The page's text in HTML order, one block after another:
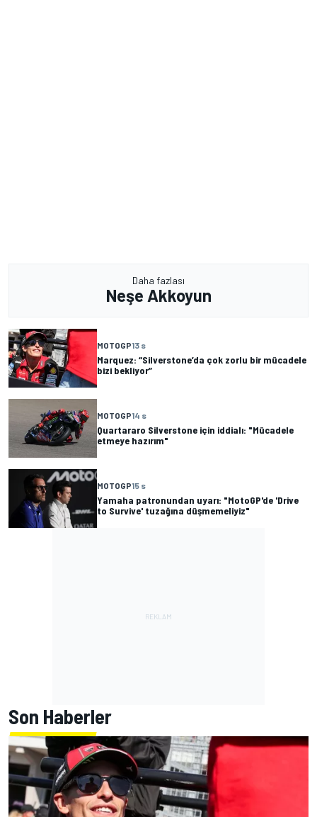
Daha fazlası
Neşe Akkoyun
MOTOGP13 s
Marquez: “Silverstone’da çok zorlu bir mücadele
bizi bekliyor”
MOTOGP14 s
Quartararo Silverstone için iddialı: "Mücadele
etmeye hazırım"
MOTOGP15 s
Yamaha patronundan uyarı: "MotoGP'de 'Drive
to Survive' tuzağına düşmemeliyiz"
Son Haberler